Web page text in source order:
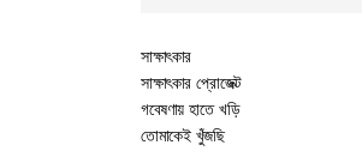
সাক্ষাৎকার
সাক্ষাৎকার প্রোজেক্ট
গবেষণায় হাতে খড়ি
তোমাকেই খুঁজছি